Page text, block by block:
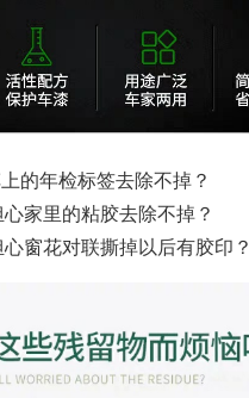
的年检标签去除不掉？
里的粘胶去除不掉？
花对联撕掉以后有胶印？